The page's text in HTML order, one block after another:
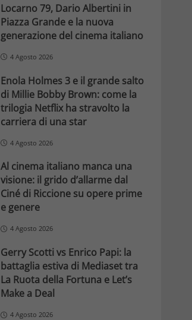
Locarno 79, Dario Albertini in
Piazza Grande e la nuova
generazione del cinema italiano
4 Agosto 2026
Enola Holmes 3 e il grande salto
di Millie Bobby Brown: come la
trilogia Netflix ha stravolto la
carriera di una star
4 Agosto 2026
Al cinema italiano manca una
visione: il grido d’allarme dal
Ciné di Riccione su opere prime
e genere
4 Agosto 2026
Gerry Scotti vs Enrico Papi: la
battaglia estiva di Mediaset tra
La Ruota della Fortuna e Let’s
Make a Deal
4 Agosto 2026